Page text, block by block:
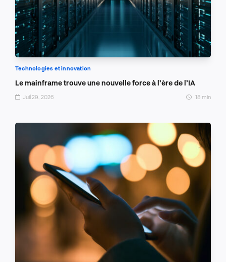
Technologies et innovation
Le mainframe trouve une nouvelle force à l’ère de l’IA
Juil 29, 2026 18 min